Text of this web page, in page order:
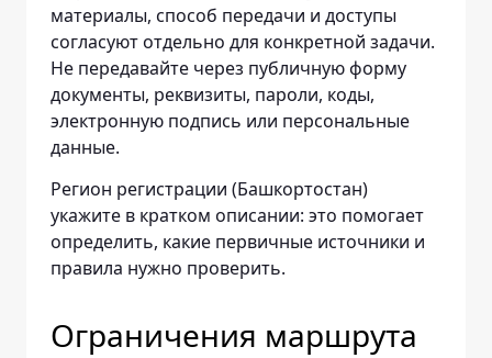
материалы, способ передачи и доступы
согласуют отдельно для конкретной задачи.
Не передавайте через публичную форму
документы, реквизиты, пароли, коды,
электронную подпись или персональные
данные.
Регион регистрации (Башкортостан)
укажите в кратком описании: это помогает
определить, какие первичные источники и
правила нужно проверить.
Ограничения маршрута